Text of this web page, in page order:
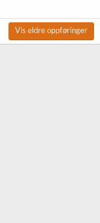
Vis eldre oppføringer